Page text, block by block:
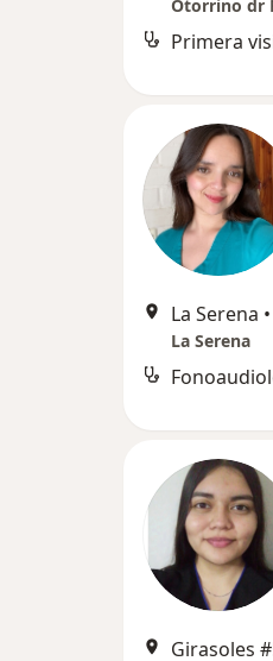
Otorrino dr
La Serena •
La Serena